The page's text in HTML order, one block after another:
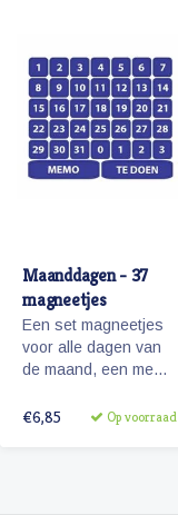
Maanddagen - 37
magneetjes
Een set magneetjes
voor alle dagen van
de maand, een memo
plus 4 extra getallen.
€6,85 Op voorraad